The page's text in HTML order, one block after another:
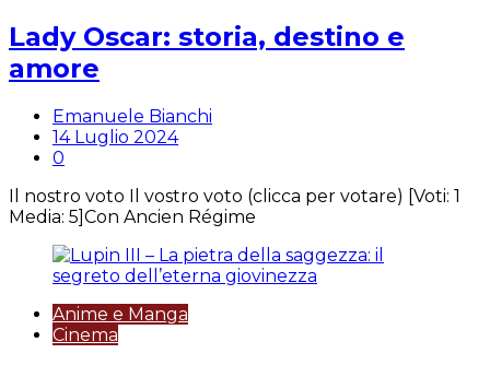
Lady Oscar: storia, destino e
amore
Emanuele Bianchi
14 Luglio 2024
0
Il nostro voto Il vostro voto (clicca per votare) [Voti: 1
Media: 5]Con Ancien Régime
Anime e Manga
Cinema